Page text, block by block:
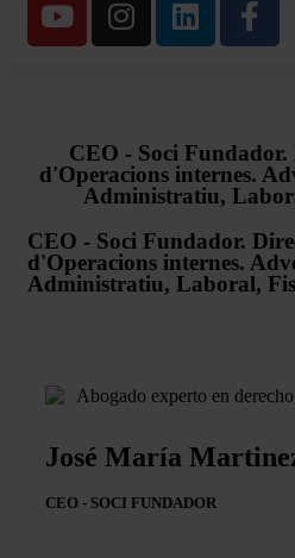
CEO - Soci
d'Operacions internes.
Administratiu,
CEO - Soci Fundador.
d'Operacions internes.
Administratiu, Laboral,
José María
CEO - SOCI FUNDADOR